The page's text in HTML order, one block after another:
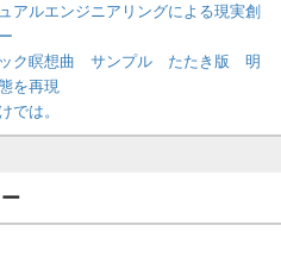
アルエンジニアリングによる現実創
ック瞑想曲 サンプル たたき版 明
を再現
では。